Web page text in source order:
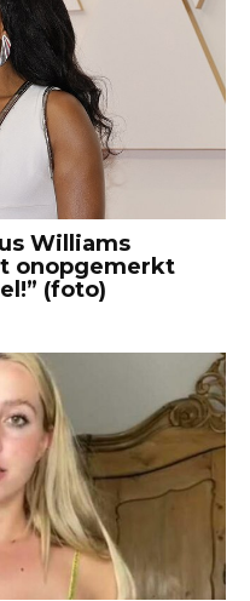
Williams
onopgemerkt
(foto)